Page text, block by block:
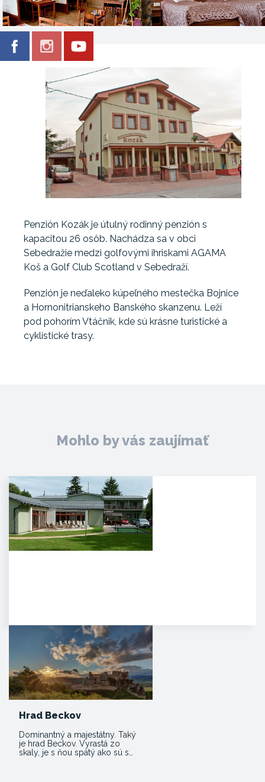
Penzión Kozák je útulný rodinný penzión s
kapacitou 26 osôb. Nachádza sa v obci
Sebedražie medzi golfovými ihriskami AGAMA
Koš a Golf Club Scotland v Sebedraží.
Penzión je neďaleko kúpeľného mestečka Bojnice
a Hornonitrianskeho Banského skanzenu. Leží
pod pohorím Vtáčnik, kde sú krásne turistické a
cyklistické trasy.
Mohlo by vás zaujímať
Hrad Beckov
Dominantný a majestátny. Taký
je hrad Beckov. Vyrastá zo
skaly, je s ňou spätý ako sú s…